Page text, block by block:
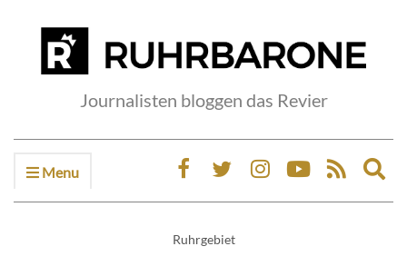
Journalisten bloggen das Revier
Menu
Ruhrgebiet